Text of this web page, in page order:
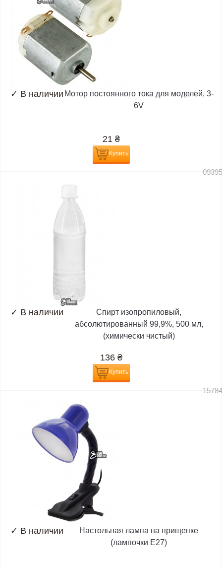
✓ В наличии Мотор постоянного тока для моделей, 3-
6V
21 ₴
Купить
✓ В наличии
Спирт изопропиловый,
абсолютированный 99,9%, 500 мл,
(химически чистый)
136 ₴
Купить
✓ В наличии
Настольная лампа на прищепке
(лампочки E27)